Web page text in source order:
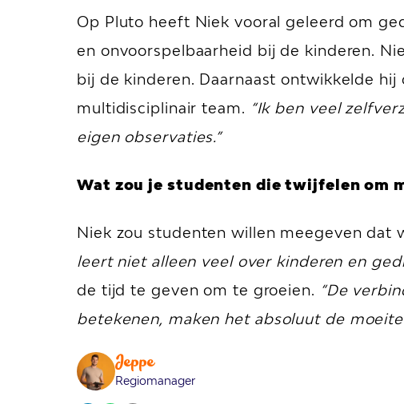
Op Pluto heeft Niek vooral geleerd om
en onvoorspelbaarheid bij de kinderen.
bij de kinderen. Daarnaast ontwikkelde
multidisciplinair team. “Ik ben veel
eigen observaties.”
Wat zou je studenten die twijfelen om
Niek zou studenten willen meegeven dat
leert niet alleen veel over kinderen en
de tijd te geven om te groeien. “De
betekenen, maken het absoluut de moeite
Jeppe
Regiomanager